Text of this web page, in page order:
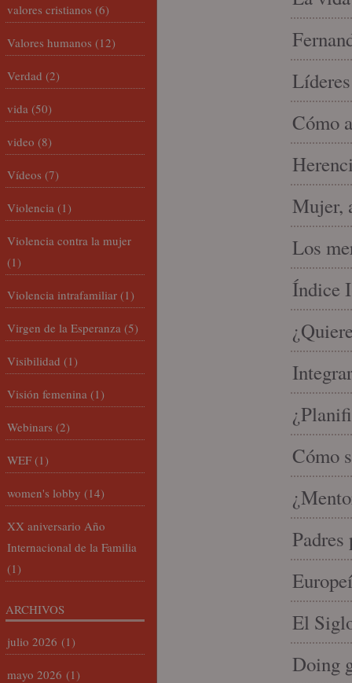
Cómo
Mujer,
Los
Índice
Cómo
Padres
El
Doing
valores cristianos (6)
Valores humanos (12)
Verdad (2)
vida (50)
video (8)
Vídeos (7)
Violencia (1)
Violencia contra la mujer
(1)
Violencia intrafamiliar (1)
Virgen de la Esperanza (5)
Visibilidad (1)
Visión femenina (1)
Webinars (2)
WEF (1)
women's lobby (14)
XX aniversario Año
Internacional de la Familia
(1)
ARCHIVOS
julio 2026 (1)
mayo 2026 (1)